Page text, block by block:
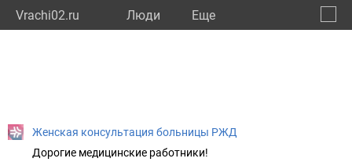
Vrachi02.ru Люди Eще
Женская консультация больницы РЖД
Дорогие медицинские работники!